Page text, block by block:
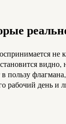
не
пользу
рабочий день и